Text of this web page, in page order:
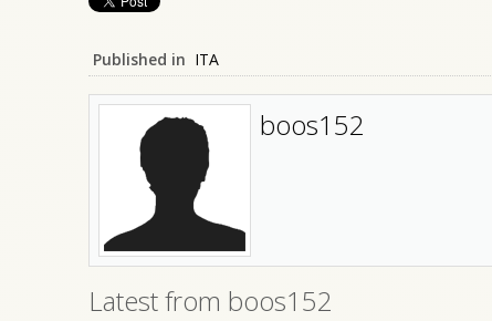
Published in ITA
boos152
Latest from boos152